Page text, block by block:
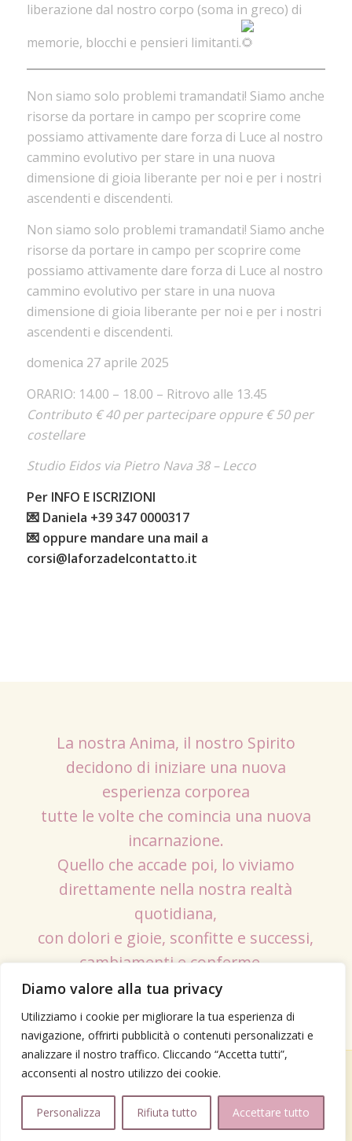
Diamo valore alla tua privacy
Utilizziamo i cookie per migliorare la tua esperienza di
navigazione, offrirti pubblicità o contenuti personalizzati e
analizzare il nostro traffico. Cliccando “Accetta tutti”,
acconsenti al nostro utilizzo dei cookie.
Personalizza Rifiuta tutto Accettare tutto
liberazione dal nostro corpo (soma in greco) di
memorie, blocchi e pensieri limitanti.
Non siamo solo problemi tramandati! Siamo anche
risorse da portare in campo per scoprire come
possiamo attivamente dare forza di Luce al nostro
cammino evolutivo per stare in una nuova
dimensione di gioia liberante per noi e per i nostri
ascendenti e discendenti.
Non siamo solo problemi tramandati! Siamo anche
risorse da portare in campo per scoprire come
possiamo attivamente dare forza di Luce al nostro
cammino evolutivo per stare in una nuova
dimensione di gioia liberante per noi e per i nostri
ascendenti e discendenti.
domenica 27 aprile 2025
ORARIO: 14.00 – 18.00 – Ritrovo alle 13.45
Contributo € 40 per partecipare oppure € 50 per
costellare
Studio Eidos via Pietro Nava 38 – Lecco
Per INFO E ISCRIZIONI
💌 Daniela +39 347 0000317
💌 oppure mandare una mail a
corsi@laforzadelcontatto.it
La nostra Anima, il nostro Spirito
decidono di iniziare una nuova
esperienza corporea
tutte le volte che comincia una nuova
incarnazione.
Quello che accade poi, lo viviamo
direttamente nella nostra realtà
quotidiana,
con dolori e gioie, sconfitte e successi,
cambiamenti e conferme…
© Copyright - laforzadelcontatto Daniela Pasino – P.IVA: 03901230130 –
Privacy Policy Cookies Policy